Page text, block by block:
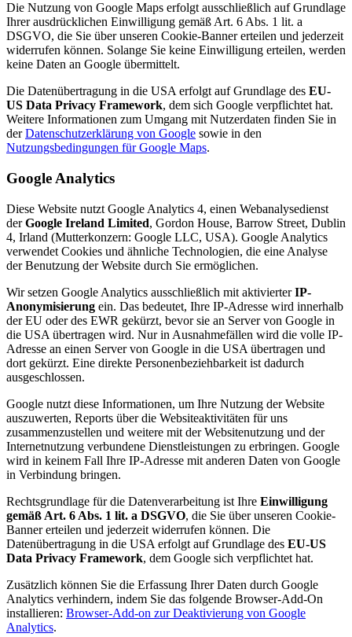
Die Nutzung von Google Maps erfolgt ausschließlich auf Grundlage
Ihrer ausdrücklichen Einwilligung gemäß Art. 6 Abs. 1 lit. a
DSGVO, die Sie über unseren Cookie-Banner erteilen und jederzeit
widerrufen können. Solange Sie keine Einwilligung erteilen, werden
keine Daten an Google übermittelt.
Die Datenübertragung in die USA erfolgt auf Grundlage des EU-
US Data Privacy Framework, dem sich Google verpflichtet hat.
Weitere Informationen zum Umgang mit Nutzerdaten finden Sie in
derDatenschutzerklärung von Google sowie in den
Nutzungsbedingungen für Google Maps.
Google Analytics
Diese Website nutzt Google Analytics 4, einen Webanalysedienst
derGoogle Ireland Limited, Gordon House, Barrow Street, Dublin
4, Irland (Mutterkonzern: Google LLC, USA). Google Analytics
verwendet Cookies und ähnliche Technologien, die eine Analyse
der Benutzung der Website durch Sie ermöglichen.
Wir setzen Google Analytics ausschließlich mit aktivierterIP-
Anonymisierung ein. Das bedeutet, Ihre IP-Adresse wird innerhalb
der EU oder des EWR gekürzt, bevor sie an Server von Google in
die USA übertragen wird. Nur in Ausnahmefällen wird die volle IP-
Adresse an einen Server von Google in die USA übertragen und
dort gekürzt. Eine direkte Personenbeziehbarkeit ist dadurch
ausgeschlossen.
Google nutzt diese Informationen, um Ihre Nutzung der Website
auszuwerten, Reports über die Websiteaktivitäten für uns
zusammenzustellen und weitere mit der Websitenutzung und der
Internetnutzung verbundene Dienstleistungen zu erbringen. Google
wird in keinem Fall Ihre IP-Adresse mit anderen Daten von Google
in Verbindung bringen.
Rechtsgrundlage für die Datenverarbeitung ist Ihre Einwilligung
gemäß Art. 6 Abs. 1 lit. a DSGVO, die Sie über unseren Cookie-
Banner erteilen und jederzeit widerrufen können. Die
Datenübertragung in die USA erfolgt auf Grundlage des EU-US
Data Privacy Framework, dem Google sich verpflichtet hat.
Zusätzlich können Sie die Erfassung Ihrer Daten durch Google
Analytics verhindern, indem Sie das folgende Browser-Add-On
installieren: Browser-Add-on zur Deaktivierung von Google
Analytics.